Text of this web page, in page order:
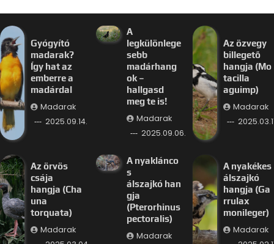
Gyógyító
madarak?
Így hat az
emberre a
madárdal
Madarak
2025.09.14.
A
legkülönlege
sebb
madárhang
ok –
hallgasd
meg te is!
Madarak
2025.09.06.
Az özvegy
billegető
hangja (Mo
tacilla
aguimp)
Madarak
Az örvös
csája
hangja (Cha
una
torquata)
Madarak
A nyaklánco
s
álszajkó han
gja
(Pterorhinus
pectoralis)
Madarak
A nyakékes
álszajkó
hangja (Ga
rrulax
monileger)
Madarak